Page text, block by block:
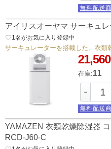
無料配送
アイリスオーヤマ サーキュ
favorite_border1名がお気に入り登録中
サーキュレーターを搭載した、衣類
21,560
在庫:11
－
無料配送
YAMAZEN 衣類乾燥除湿器
RCD-J60-C